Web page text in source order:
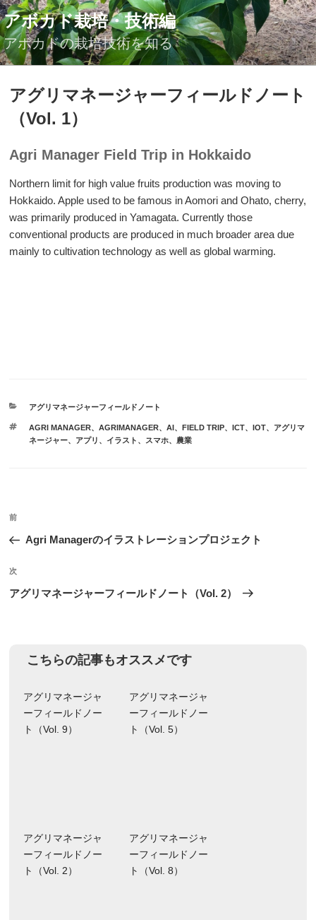
コ
ン
テ
ン
プ
アボカド栽培・技術編
アボカドの栽培技術を知る
投
稿
アグリマネージャーフィールドノート
（Vol. 1）
Agri Manager Field Trip in Hokkaido
Northern limit for high value fruits production was moving to
Hokkaido. Apple used to be famous in Aomori and Ohato, cherry,
was primarily produced in Yamagata. Currently those
conventional products are produced in much broader area due
mainly to cultivation technology as well as global warming.
カ
ゴ
リ
アグリマネージャーフィールドノート
タ
グ
AGRI MANAGER、 AGRIMANAGER、 AI 、 FIELD TRIP、 ICT、 IOT、
アグリマ
ネージャー、 アプリ 、 イラスト 、 スマホ、 農業
投
ナ
ビ
ゲ
前
の
稿
前
Agri Managerのイラストレーションプロジェクト
次
の
次
アグリマネージャーフィールドノート（Vol. 2）
こちらの記事もオススメです
アグリマネージャ
ーフィールドノー
ト（Vol. 9）
アグリマネージャ
ーフィールドノー
ト（Vol. 5）
アグリマネージャ
ーフィールドノー
ト（Vol. 2）
アグリマネージャ
ーフィールドノー
ト（Vol. 8）